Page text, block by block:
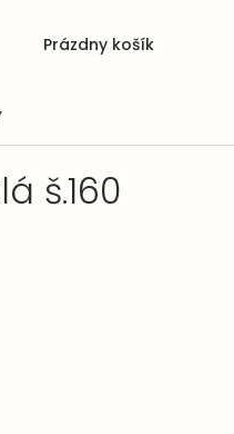
Nákupný
Prázdny košík
š.160